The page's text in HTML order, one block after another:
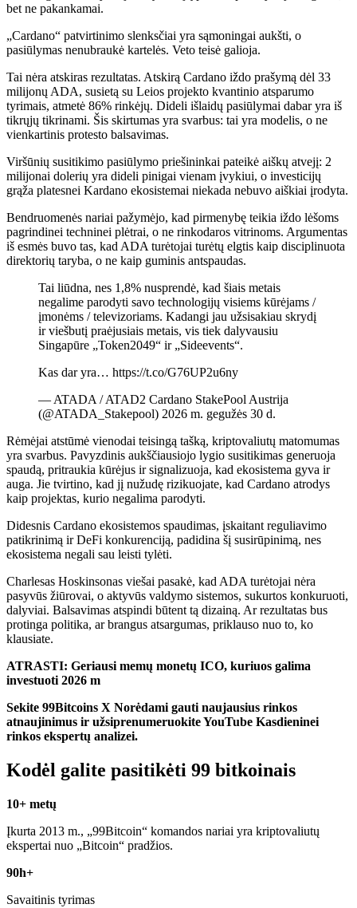
bet ne pakankamai.
„Cardano“ patvirtinimo slenksčiai yra sąmoningai aukšti, o
pasiūlymas nenubraukė kartelės. Veto teisė galioja.
Tai nėra atskiras rezultatas. Atskirą Cardano iždo prašymą dėl 33
milijonų ADA, susietą su Leios projekto kvantinio atsparumo
tyrimais, atmetė 86% rinkėjų. Dideli išlaidų pasiūlymai dabar yra iš
tikrųjų tikrinami. Šis skirtumas yra svarbus: tai yra modelis, o ne
vienkartinis protesto balsavimas.
Viršūnių susitikimo pasiūlymo priešininkai pateikė aiškų atvejį: 2
milijonai dolerių yra dideli pinigai vienam įvykiui, o investicijų
grąža platesnei Kardano ekosistemai niekada nebuvo aiškiai įrodyta.
Bendruomenės nariai pažymėjo, kad pirmenybę teikia iždo lėšoms
pagrindinei techninei plėtrai, o ne rinkodaros vitrinoms. Argumentas
iš esmės buvo tas, kad ADA turėtojai turėtų elgtis kaip disciplinuota
direktorių taryba, o ne kaip guminis antspaudas.
Tai liūdna, nes 1,8% nusprendė, kad šiais metais
negalime parodyti savo technologijų visiems kūrėjams /
įmonėms / televizoriams. Kadangi jau užsisakiau skrydį
ir viešbutį praėjusiais metais, vis tiek dalyvausiu
Singapūre „Token2049“ ir „Sideevents“.
Kas dar yra… https://t.co/G76UP2u6ny
— ATADA / ATAD2 Cardano StakePool Austrija
(@ATADA_Stakepool) 2026 m. gegužės 30 d.
Rėmėjai atstūmė vienodai teisingą tašką, kriptovaliutų matomumas
yra svarbus. Pavyzdinis aukščiausiojo lygio susitikimas generuoja
spaudą, pritraukia kūrėjus ir signalizuoja, kad ekosistema gyva ir
auga. Jie tvirtino, kad jį nužudę rizikuojate, kad Cardano atrodys
kaip projektas, kurio negalima parodyti.
Didesnis Cardano ekosistemos spaudimas, įskaitant reguliavimo
patikrinimą ir DeFi konkurenciją, padidina šį susirūpinimą, nes
ekosistema negali sau leisti tylėti.
Charlesas Hoskinsonas viešai pasakė, kad ADA turėtojai nėra
pasyvūs žiūrovai, o aktyvūs valdymo sistemos, sukurtos konkuruoti,
dalyviai. Balsavimas atspindi būtent tą dizainą. Ar rezultatas bus
protinga politika, ar brangus atsargumas, priklauso nuo to, ko
klausiate.
ATRASTI: Geriausi memų monetų ICO, kuriuos galima
investuoti 2026 m
Sekite 99Bitcoins X Norėdami gauti naujausius rinkos
atnaujinimus ir užsiprenumeruokiteYouTube Kasdieninei
rinkos ekspertų analizei.
Kodėl galite pasitikėti 99 bitkoinais
10+ metų
Įkurta 2013 m., „99Bitcoin“ komandos nariai yra kriptovaliutų
ekspertai nuo „Bitcoin“ pradžios.
90h+
Savaitinis tyrimas